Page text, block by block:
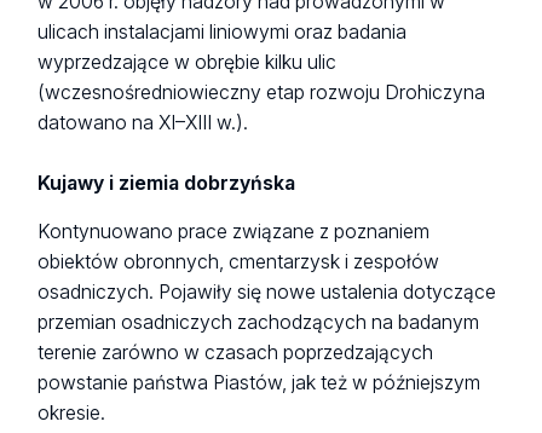
ulicach instalacjami liniowymi oraz badania
wyprzedzające w obrębie kilku ulic
(wczesnośredniowieczny etap rozwoju Drohiczyna
datowano na XI–XIII w.).
Kujawy i ziemia dobrzyńska
Kontynuowano prace związane z poznaniem
obiektów obronnych, cmentarzysk i zespołów
osadniczych. Pojawiły się nowe ustalenia dotyczące
przemian osadniczych zachodzących na badanym
terenie zarówno w czasach poprzedzających
powstanie państwa Piastów, jak też w późniejszym
okresie.